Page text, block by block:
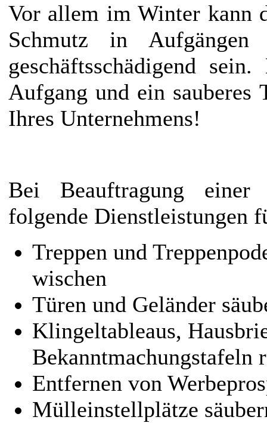
Vor allem im Winter kann
Schmutz in Aufgängen
geschäftsschädigend
Aufgang und ein sauberes
Ihres Unternehmens!
Bei Beauftragung einer
folgende Dienstleistungen
Treppen und
wischen
Türen und Geländer
Klingeltableaus,
Bekanntmachungstafeln
Entfernen von
Mülleinstellplätze